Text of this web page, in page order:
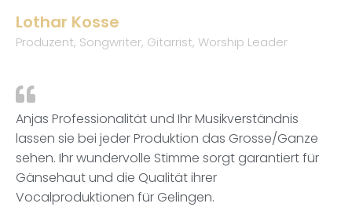
Lothar Kosse
Produzent, Songwriter, Gitarrist, Worship Leader
Anjas Professionalität und Ihr Musikverständnis
lassen sie bei jeder Produktion das Grosse/Ganze
sehen. Ihr wundervolle Stimme sorgt garantiert für
Gänsehaut und die Qualität ihrer
Vocalproduktionen für Gelingen.